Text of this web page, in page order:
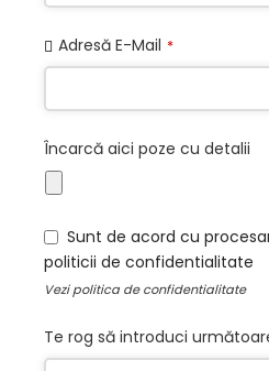
Adresă E-Mail *
Încarcă aici poze cu detalii
Sunt de acord cu
politicii de confidentialitate
Vezipolitica de confidentialitate
Te rog să introduci